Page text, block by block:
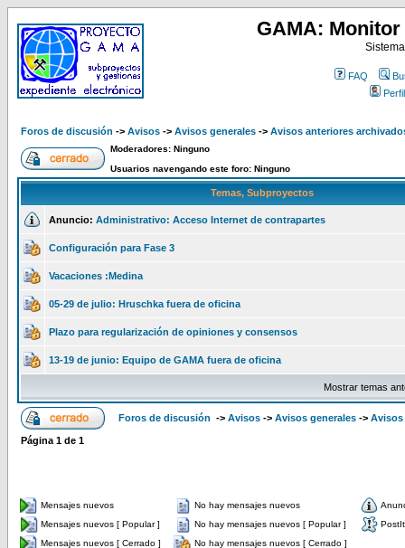
GAMA:
FAQ
Perfil
Foros de discusión -> Avisos -> Avisos generales -> Avisos anteriores
Moderadores: Ninguno
Usuarios navengando este foro: Ninguno
Temas, Subproyectos
Anuncio: Administrativo: Acceso Internet de contrapartes
Configuración para Fase 3
Vacaciones :Medina
05-29 de julio: Hruschka fuera de oficina
Plazo para regularización de opiniones y consensos
13-19 de junio: Equipo de GAMA fuera de oficina
Mostrar temas
Foros de discusión -> Avisos -> Avisos generales -> Avisos
Página 1 de 1
Mensajes nuevos No hay mensajes nuevos
Mensajes nuevos [ Popular ]
No hay mensajes nuevos [ Popular ]
PostIt
Mensajes nuevos [ Cerrado ]
No hay mensajes nuevos [ Cerrado ]